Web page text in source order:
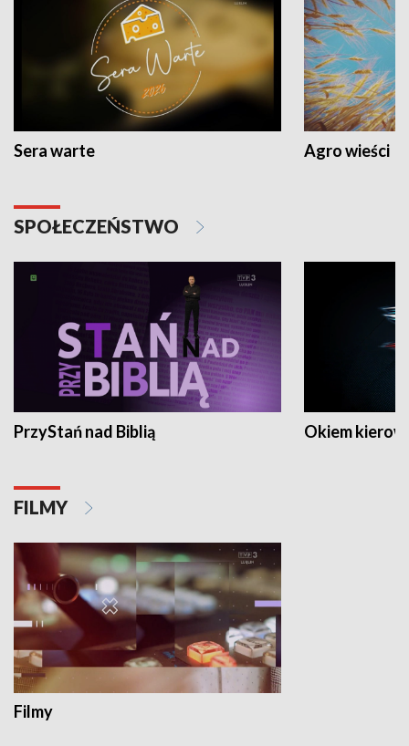
Sera warte Agro wieści
SPOŁECZEŃSTWO
PrzyStań nad Biblią Okiem
FILMY
Filmy